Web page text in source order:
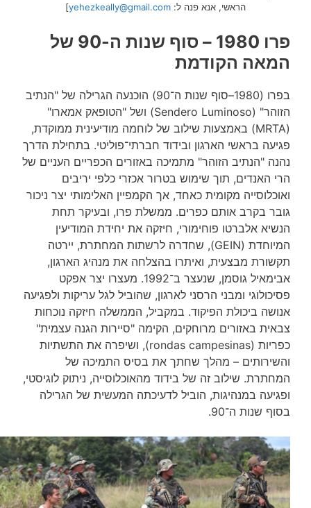
הראשי, אנא פנה ל:yehezkeally@gmail.com
]
פרו 1980 – סוף שנות ה-90 של
המאה הקודמת
בפרו (1980–סוף שנות ה־90) הוכנעה הגרילה של "הנתיב
הזוהר" (Sendero Luminoso) ושל "הטופאק אמארו"
(MRTA) באמצעות שילוב של לוחמה מודיעינית ממוקדת,
פגיעה בראשי הארגון ובידוד חברתי־פוליטי. בתחילת הדרך
נהנה "הנתיב הזוהר" מתמיכה באזורים הכפריים העניים של
הרי האנדים, תוך שימוש בטרור אכזרי כלפי יריבים
ואוכלוסייה מקומית כאחד, אך הקמפיין האלימותי יצר ניכור
גובר בקרב אותם כפרים. ממשלת פרו, ובעיקר תחת
הנשיא אלברטו פוחימורי, חיזקה את יחידת המודיעין
המיוחדת (GEIN), שחדרה לרשתות המחתרת, יירטה
תקשורת מבצעית, ואיתרו בהצלחה את מנהיג הארגון,
אבימאיל גוסמן, שנעצר ב־1992. מעצרו יצר אפקט
פסיכולוגי ומבני הרסני לארגון, שהוביל לגל עריקות ולפגיעה
אנושה ביכולת הפיקוד. במקביל, הממשלה חיזקה נוכחות
צבאית באזורים מרוחקים, הקימה "סיירות הגנה עצמית"
כפריות (rondas campesinas), ושיפרה את התשתיות
והשירותים – מהלך שחתך את בסיס התמיכה של
המחתרת. שילוב זה של בידוד מהאוכלוסייה, ניתוק לוגיסטי,
ופגיעה במנהיגות, הוביל לדעיכתה המעשית של הגרילה
בסוף שנות ה־90.